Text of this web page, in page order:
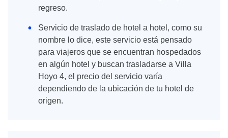
regreso.
Servicio de traslado de hotel a hotel, como su
nombre lo dice, este servicio está pensado
para viajeros que se encuentran hospedados
en algún hotel y buscan trasladarse a Villa
Hoyo 4, el precio del servicio varía
dependiendo de la ubicación de tu hotel de
origen.